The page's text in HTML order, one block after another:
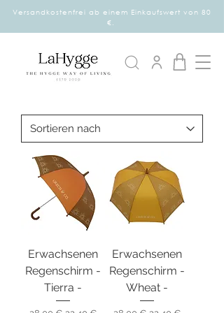
Versandkostenfrei ab einem Einkaufswert von 80
€.
Erwachsenen
Regenschirm -
Tierra -
Erwachsenen
Regenschirm -
Wheat -